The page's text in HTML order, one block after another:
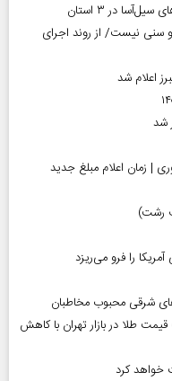
سنی نیست/ از روند اجرای
اعلام شد
شد
| زمان اعلام مبلغ جدید
رشت)
را فرو می‌ریزد
شرقی محبوب مخاطبان
امروز ۱۱ مرداد ۱۴۰۵ | افت قیمت طلا در بازار تهران با کاهش
خواهد کرد